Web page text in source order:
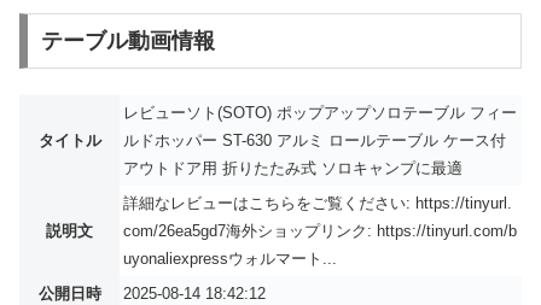
テーブル動画情報
タイトル
レビューソト(SOTO) ポップアップソロテーブル フィー
ルドホッパー ST-630 アルミ ロールテーブル ケース付
アウトドア用 折りたたみ式 ソロキャンプに最適
説明文
詳細なレビューはこちらをご覧ください: https://tinyurl.
com/26ea5gd7海外ショップリンク: https://tinyurl.com/b
uyonaliexpressウォルマート...
公開日時
2025-08-14 18:42:12